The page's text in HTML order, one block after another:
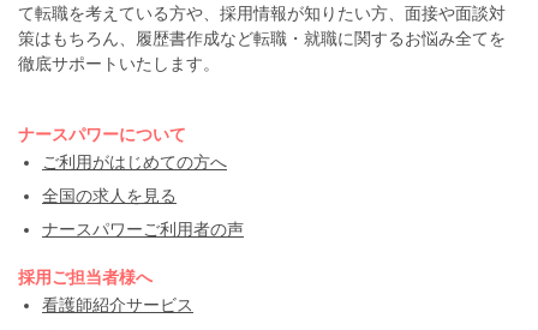
て転職を考えている方や、採用情報が知りたい方、面接や面談対
策はもちろん、履歴書作成など転職・就職に関するお悩み全てを
徹底サポートいたします。
ナースパワーについて
ご利用がはじめての方へ
全国の求人を見る
ナースパワーご利用者の声
採用ご担当者様へ
看護師紹介サービス